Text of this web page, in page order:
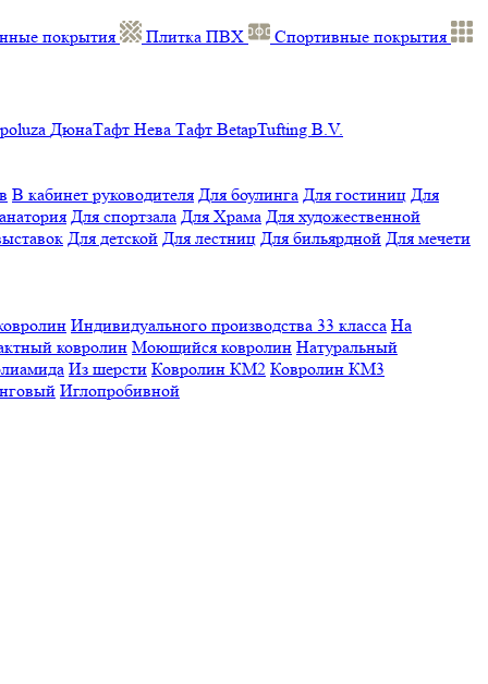
покрытия Плитка ПВХ
Спортивные покрытия
ДюнаТафт Нева Тафт BetapTufting B.V.
В кабинет руководителя Для боулинга Для гостиниц Для
Для спортзала Для Храма Для художественной
Для детской Для лестниц Для бильярдной Для мечети
Индивидуального производства 33 класса На
ковролин Моющийся ковролин Натуральный
Из шерсти Ковролин КМ2 Ковролин КМ3
Иглопробивной